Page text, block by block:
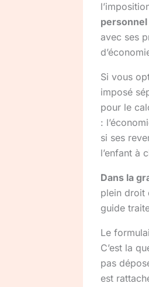
avec ses
Si vous
imposé
pour le
:
si ses
l’enfant à
Dans la
plein droit
guide
Le
C’est la
pas
est